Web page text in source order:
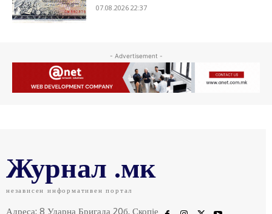
07.08.2026 22:37
- Advertisement -
Журнал .мк
независен информативен портал
Адреса: 8 Ударна Бригада 20б, Скопје